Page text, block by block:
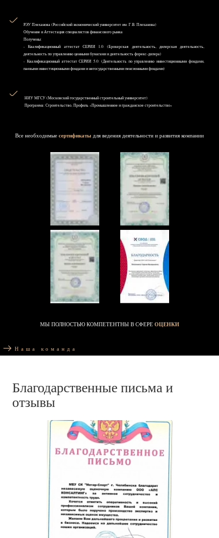
РЭУ Плеханова (Российский экономический университет им. Г.В. Плеханова)
Обучение и Аттестация специалистов финансового рынка
Получены:
- Квалификационный аттестат СЕРИИ 1.0: (Брокерская деятельность, дилерская деятельность,
деятельность по управлению ценными бумагами и деятельность форекс-дилера)
- Квалификационный аттестат СЕРИИ 5.0: (Деятельность по управлению инвестиционными фондами,
паевыми инвестиционными фондами и негосударственными пенсионными фондами)
НИУ MГСУ (Московский государственный строительный университет)
Программа: Строительство, Профиль «Промышленное и гражданское строительство»
Все необходимые сертификаты для ведения деятельности и развития компании
МЫ ПОЛНОСТЬЮ КОМПЕТЕНТНЫ В СФЕРЕ ОЦЕНКИ
Наша команда
Благодарственные письма и
отзывы